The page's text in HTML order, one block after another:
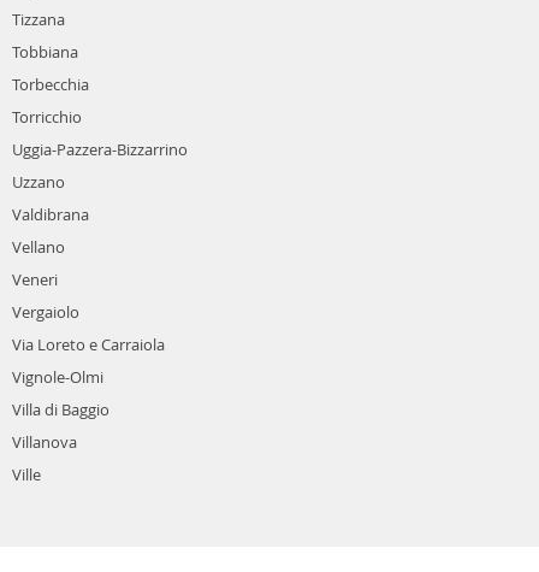
Tizzana
Tobbiana
Torbecchia
Torricchio
Uggia-Pazzera-Bizzarrino
Uzzano
Valdibrana
Vellano
Veneri
Vergaiolo
Via Loreto e Carraiola
Vignole-Olmi
Villa di Baggio
Villanova
Ville